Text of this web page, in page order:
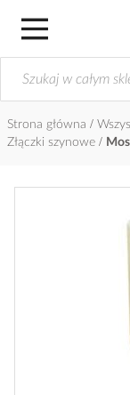
Strona główna
Złączki szynowe